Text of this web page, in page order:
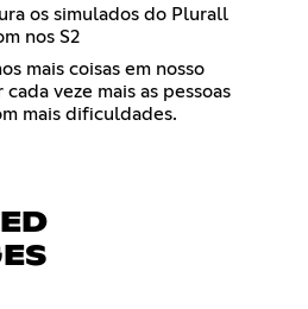
os simulados do Plurall
nos S2
mais coisas em nosso
veze mais as pessoas
mais dificuldades.